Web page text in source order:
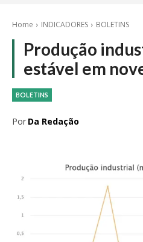
Home INDICADORES BOLETINS
Produção
estável em
BOLETINS
Por Da Redação